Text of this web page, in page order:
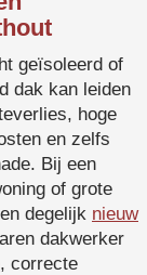
geïsoleerd of
dak kan leiden
hoge
en zelfs
Bij een
of grote
degelijk nieuw
dakwerker
, correcte